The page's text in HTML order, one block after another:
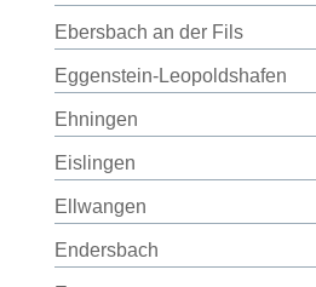
Ebersbach an der Fils
Eggenstein-Leopoldshafen
Ehningen
Eislingen
Ellwangen
Endersbach